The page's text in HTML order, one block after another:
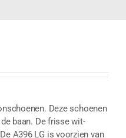
Deze schoenen
baan. De frisse wit-
A396 LG is voorzien van